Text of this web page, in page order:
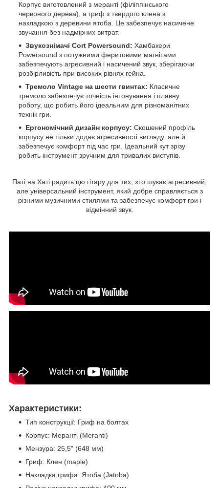
Корпус виготовлений з меранті (філіппінського
червоного дерева), а гриф з твердого клена з
накладкою з деревини ятоба. Це забезпечує насичене
звучання без надмірних витрат.
Звукознімачі Cort Powersound: Хамбакери
Powersound з потужними феритовими магнітами
забезпечують агресивний і насичений звук, зберігаючи
розбірливість при високих рівнях гейна.
Тремоло Vintage на шести гвинтах: Класичне
тремоло забезпечує точність інтонування і плавну
роботу, що робить його ідеальним для різноманітних
технік гри.
Ергономічний дизайн корпусу: Скошений профіль
корпусу не тільки додає агресивності вигляду, але й
забезпечує комфорт під час гри. Ідеальний кут зрізу
робить інструмент зручним для тривалих виступів.
Паті на Хаті радить цю гітару для тих, хто шукає агресивний,
але універсальний інструмент, який добре справляється з
різними музичними стилями та забезпечує комфорт гри і
відмінний звук.
Характеристики:
Тип конструкції: Гриф на болтах
Корпус: Меранті (Meranti)
Мензура: 25,5" (648 мм)
Гриф: Клен (maple)
Накладка грифа: Ятоба (Jatoba)